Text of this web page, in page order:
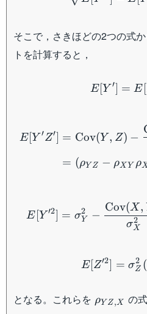
そこで，さきほどの2つの式
トを計算すると，
E [Y ′] = E [
E[Y ′Z′] = Cov(Y , Z) −
= (ρY Z − ρX Y ρ
E [Y ′2] = σY
2 −
σX
2
Cov(X,
E[Z′2] = σZ
2 (
となる。これらを ρY Z,X の